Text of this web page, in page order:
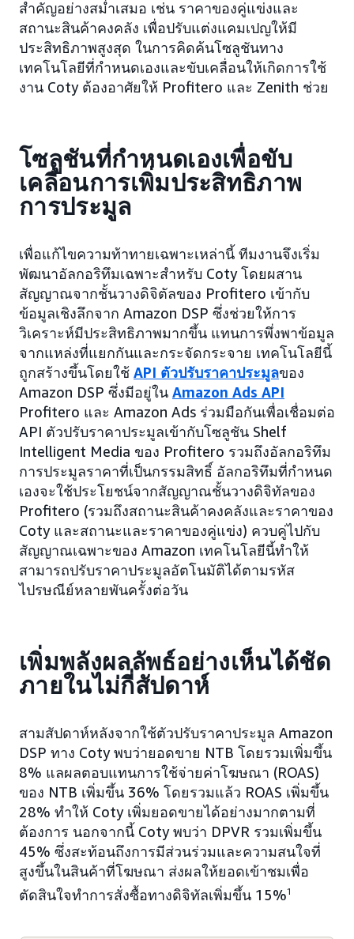
สำคัญอย่างสม่ำเสมอ เช่น ราคาของคู่แข่งและ
สถานะสินค้าคงคลัง เพื่อปรับแต่งแคมเปญให้มี
ประสิทธิภาพสูงสุด ในการคิดค้นโซลูชันทาง
เทคโนโลยีที่กำหนดเองและขับเคลื่อนให้เกิดการใช้
งาน Coty ต้องอาศัยให้ Profitero และ Zenith ช่วย
โซลูชันที่กำหนดเองเพื่อขับ
เคลื่อนการเพิ่มประสิทธิภาพ
การประมูล
เพื่อแก้ไขความท้าทายเฉพาะเหล่านี้ ทีมงานจึงเริ่ม
พัฒนาอัลกอริทึมเฉพาะสำหรับ Coty โดยผสาน
สัญญาณจากชั้นวางดิจิตัลของ Profitero เข้ากับ
ข้อมูลเชิงลึกจาก Amazon DSP ซึ่งช่วยให้การ
วิเคราะห์มีประสิทธิภาพมากขึ้น แทนการพึ่งพาข้อมูล
จากแหล่งที่แยกกันและกระจัดกระจาย เทคโนโลยีนี้
ถูกสร้างขึ้นโดยใช้ API ตัวปรับราคาประมูลของ
Amazon DSP ซึ่งมีอยู่ใน Amazon Ads API
Profitero และ Amazon Ads ร่วมมือกันเพื่อเชื่อมต่อ
API ตัวปรับราคาประมูลเข้ากับโซลูชัน Shelf
Intelligent Media ของ Profitero รวมถึงอัลกอริทึม
การประมูลราคาที่เป็นกรรมสิทธิ์ อัลกอริทึมที่กำหนด
เองจะใช้ประโยชน์จากสัญญาณชั้นวางดิจิทัลของ
Profitero (รวมถึงสถานะสินค้าคงคลังและราคาของ
Coty และสถานะและราคาของคู่แข่ง) ควบคู่ไปกับ
สัญญาณเฉพาะของ Amazon เทคโนโลยีนี้ทำให้
สามารถปรับราคาประมูลอัตโนมัติได้ตามรหัส
ไปรษณีย์หลายพันครั้งต่อวัน
เพิ่มพลังผลลัพธ์อย่างเห็นได้ชัด
ภายในไม่กี่สัปดาห์
สามสัปดาห์หลังจากใช้ตัวปรับราคาประมูล Amazon
DSP ทาง Coty พบว่ายอดขาย NTB โดยรวมเพิ่มขึ้น
8% แลผลตอบแทนการใช้จ่ายค่าโฆษณา (ROAS)
ของ NTB เพิ่มขึ้น 36% โดยรวมแล้ว ROAS เพิ่มขึ้น
28% ทำให้ Coty เพิ่มยอดขายได้อย่างมากตามที่
ต้องการ นอกจากนี้ Coty พบว่า DPVR รวมเพิ่มขึ้น
45% ซึ่งสะท้อนถึงการมีส่วนร่วมและความสนใจที่
สูงขึ้นในสินค้าที่โฆษณา ส่งผลให้ยอดเข้าชมเพื่อ
ตัดสินใจทำการสั่งซื้อทางดิจิทัลเพิ่มขึ้น 15%1